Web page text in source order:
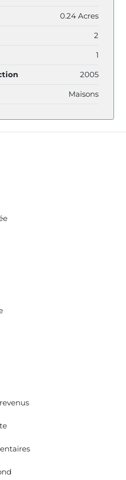
0.24 Acres
2
1
2005
Maisons